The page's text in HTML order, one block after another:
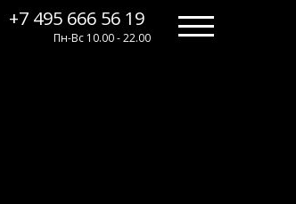
+7 495 666 56 19
Пн-Вс 10.00 - 22.00
+7 495 666 56 19